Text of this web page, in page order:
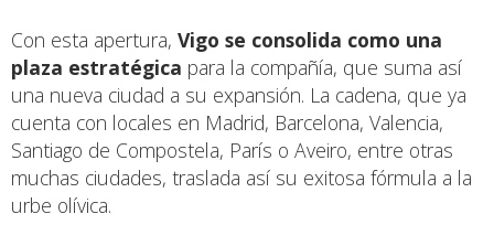
Con esta apertura, Vigo se consolida como una
plaza estratégica para la compañía, que suma así
una nueva ciudad a su expansión. La cadena, que ya
cuenta con locales en Madrid, Barcelona, Valencia,
Santiago de Compostela, París o Aveiro, entre otras
muchas ciudades, traslada así su exitosa fórmula a la
urbe olívica.